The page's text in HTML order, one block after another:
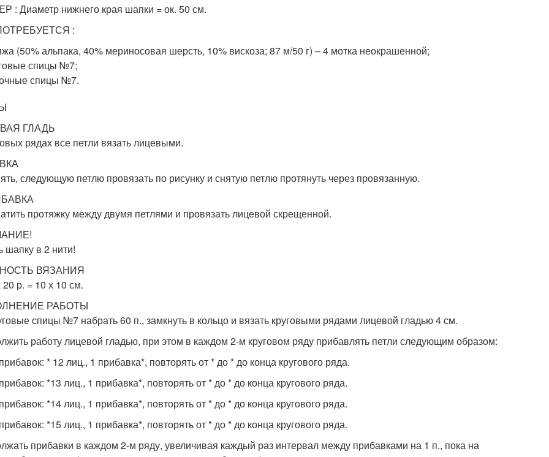
: Диаметр нижнего края шапки = ок. 50 см.
:
(50% альпака, 40% мериносовая шерсть, 10% вискоза; 87 м/50 г) – 4 мотка неокрашенной;
спицы №7;
спицы №7.
ГЛАДЬ
рядах все петли вязать лицевыми.
следующую петлю провязать по рисунку и снятую петлю протянуть через провязанную.
протяжку между двумя петлями и провязать лицевой скрещенной.
шапку в 2 нити!
ВЯЗАНИЯ
20 р. = 10 х 10 см.
РАБОТЫ
спицы №7 набрать 60 п., замкнуть в кольцо и вязать круговыми рядами лицевой гладью 4 см.
работу лицевой гладью, при этом в каждом 2-м круговом ряду прибавлять петли следующим образом:
* 12 лиц., 1 прибавка*, повторять от * до * до конца кругового ряда.
*13 лиц., 1 прибавка*, повторять от * до * до конца кругового ряда.
*14 лиц., 1 прибавка*, повторять от * до * до конца кругового ряда.
*15 лиц., 1 прибавка*, повторять от * до * до конца кругового ряда.
прибавки в каждом 2-м ряду, увеличивая каждый раз интервал между прибавками на 1 п., пока на